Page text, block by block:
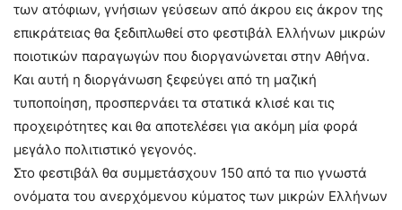
των ατόφιων, γνήσιων γεύσεων από άκρου εις άκρον της
επικράτειας θα ξεδιπλωθεί στο φεστιβάλ Ελλήνων μικρών
ποιοτικών παραγωγών που διοργανώνεται στην Αθήνα.
Και αυτή η διοργάνωση ξεφεύγει από τη μαζική
τυποποίηση, προσπερνάει τα στατικά κλισέ και τις
προχειρότητες και θα αποτελέσει για ακόμη μία φορά
μεγάλο πολιτιστικό γεγονός.
Στο φεστιβάλ θα συμμετάσχουν 150 από τα πιο γνωστά
ονόματα του ανερχόμενου κύματος των μικρών Ελλήνων